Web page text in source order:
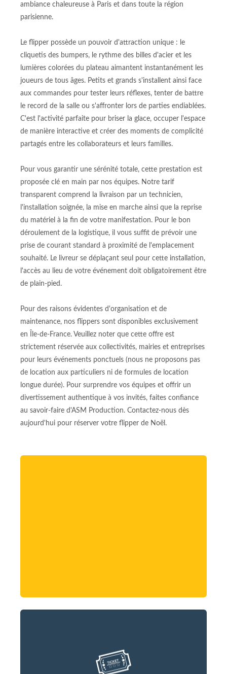
ambiance chaleureuse à Paris et dans toute la région
parisienne.
Le flipper possède un pouvoir d'attraction unique : le
cliquetis des bumpers, le rythme des billes d'acier et les
lumières colorées du plateau aimantent instantanément les
joueurs de tous âges. Petits et grands s'installent ainsi face
aux commandes pour tester leurs réflexes, tenter de battre
le record de la salle ou s'affronter lors de parties endiablées.
C'est l'activité parfaite pour briser la glace, occuper l'espace
de manière interactive et créer des moments de complicité
partagés entre les collaborateurs et leurs familles.
Pour vous garantir une sérénité totale, cette prestation est
proposée clé en main par nos équipes. Notre tarif
transparent comprend la livraison par un technicien,
l'installation soignée, la mise en marche ainsi que la reprise
du matériel à la fin de votre manifestation. Pour le bon
déroulement de la logistique, il vous suffit de prévoir une
prise de courant standard à proximité de l'emplacement
souhaité. Le livreur se déplaçant seul pour cette installation,
l'accès au lieu de votre événement doit obligatoirement être
de plain-pied.
Pour des raisons évidentes d'organisation et de
maintenance, nos flippers sont disponibles exclusivement
en Île-de-France. Veuillez noter que cette offre est
strictement réservée aux collectivités, mairies et entreprises
pour leurs événements ponctuels (nous ne proposons pas
de location aux particuliers ni de formules de location
longue durée). Pour surprendre vos équipes et offrir un
divertissement authentique à vos invités, faites confiance
au savoir-faire d'ASM Production. Contactez-nous dès
aujourd'hui pour réserver votre flipper de Noël.
Consultez-nous pour les tarifs